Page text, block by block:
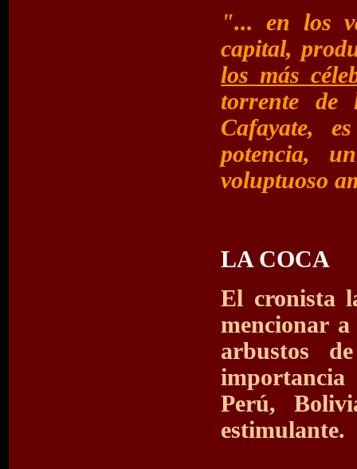
"... en los
capital,
los más
torrente de
Cafayate,
potencia,
voluptuoso
LA COCA
El cronista
mencionar
arbustos
Perú,
estimulante.